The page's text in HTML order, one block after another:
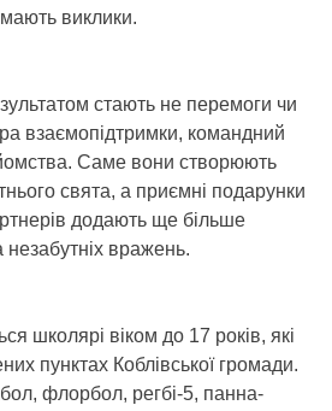
виклики.
стають не перемоги чи
взаємопідтримки, командний
Саме вони створюють
свята, а приємні подарунки
додають ще більше
незабутніх вражень.
школярі віком до 17 років, які
пунктах Коблівської громади.
флорбол, регбі-5, панна-